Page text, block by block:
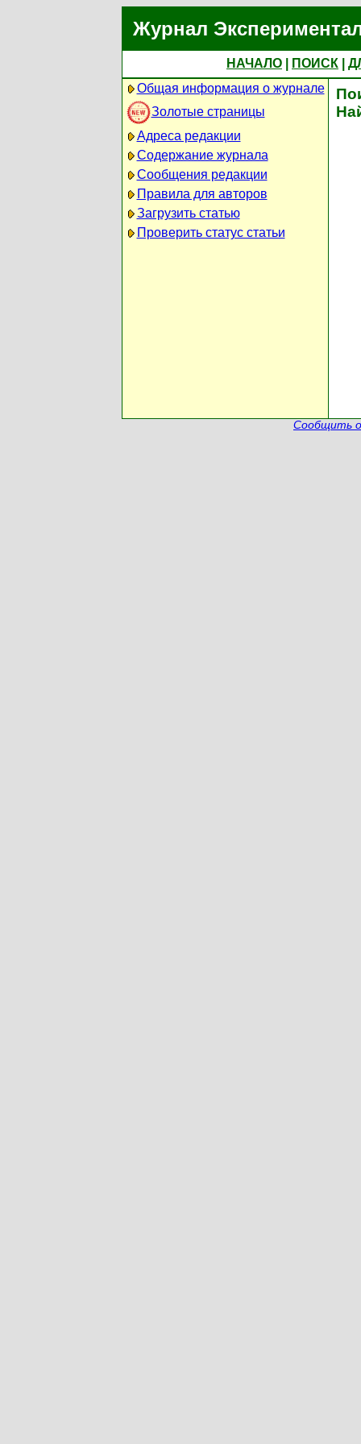
Журнал
НАЧАЛО ПОИСК
Общая информация о журнале
Золотые страницы
Адреса редакции
Содержание журнала
Сообщения редакции
Правила для авторов
Загрузить статью
Проверить статус статьи
Сообщить о